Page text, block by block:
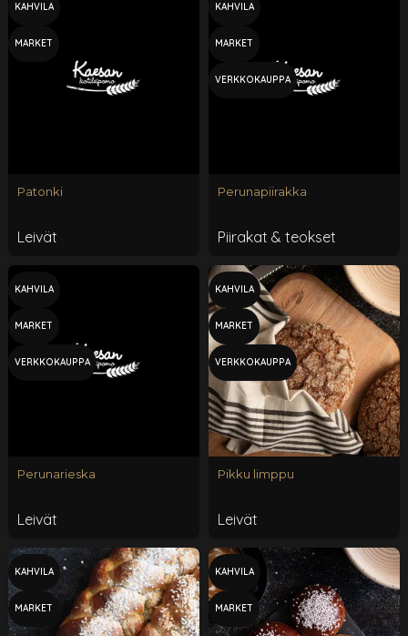
KAHVILA
MARKET
Patonki
Leivät
KAHVILA
MARKET
VERKKOKAUPPA
Perunapiirakka
Piirakat & teokset
KAHVILA
MARKET
VERKKOKAUPPA
Perunarieska
Leivät
KAHVILA
MARKET
VERKKOKAUPPA
Pikku limppu
Leivät
KAHVILA
MARKET
KAHVILA
MARKET